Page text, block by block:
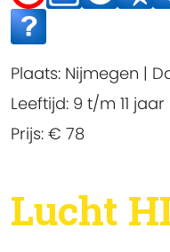
Plaats: Nijmegen |
Leeftijd: 9 t/m 11 jaar
Prijs: € 78
Lucht